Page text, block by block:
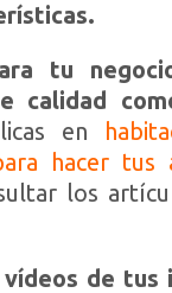
tu
calidad
en
hacer tus
los
de tus